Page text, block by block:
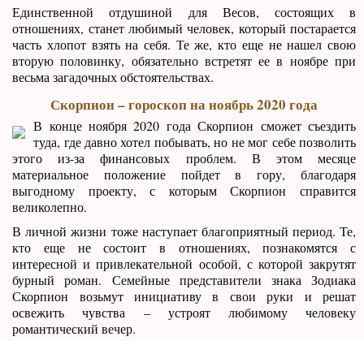
Единственной отдушиной для Весов, состоящих в
отношениях, станет любимый человек, который постарается
часть хлопот взять на себя. Те же, кто еще не нашел свою
вторую половинку, обязательно встретят ее в ноябре при
весьма загадочных обстоятельствах.
Скорпион – гороскоп на ноябрь 2020 года
В конце ноября 2020 года Скорпион сможет съездить
туда, где давно хотел побывать, но не мог себе позволить
этого из-за финансовых проблем. В этом месяце
материальное положение пойдет в гору, благодаря
выгодному проекту, с которым Скорпион справится
великолепно.
В личной жизни тоже наступает благоприятный период. Те,
кто еще не состоит в отношениях, познакомятся с
интересной и привлекательной особой, с которой закрутят
бурный роман. Семейные представители знака Зодиака
Скорпион возьмут инициативу в свои руки и решат
освежить чувства – устроят любимому человеку
романтический вечер.